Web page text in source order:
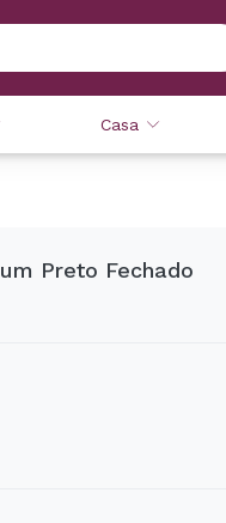
Casa
Preto Fechado